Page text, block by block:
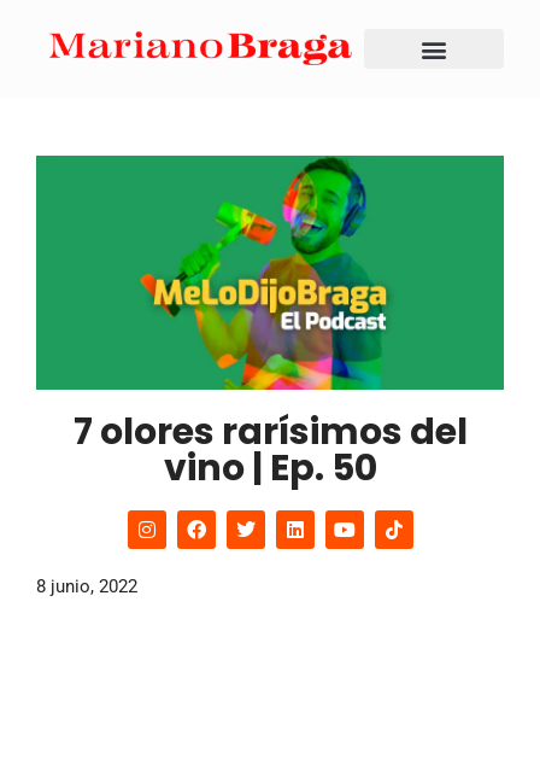
7 olores rarísimos del
vino | Ep. 50
8 junio, 2022